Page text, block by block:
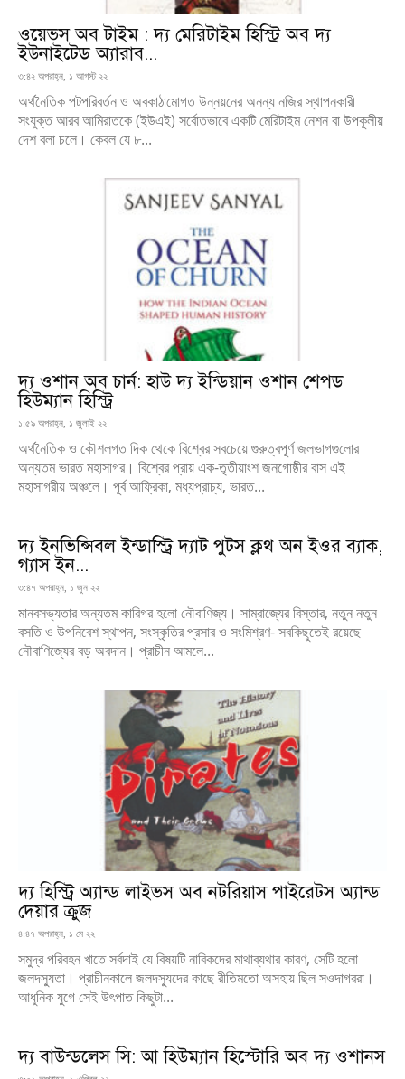
ওয়েভস অব টাইম : দ্য মেরিটাইম হিস্ট্রি অব দ্য
ইউনাইটেড অ্যারাব...
৩:৪২ অপরাহ্ন, ১ আগস্ট ২২
অর্থনৈতিক পটপরিবর্তন ও অবকাঠামোগত উন্নয়নের অনন্য নজির স্থাপনকারী
সংযুক্ত আরব আমিরাতকে (ইউএই) সর্বোতভাবে একটি মেরিটাইম নেশন বা উপকূলীয়
দেশ বলা চলে। কেবল যে ৮...
দ্য ওশান অব চার্ন: হাউ দ্য ইন্ডিয়ান ওশান শেপড
হিউম্যান হিস্ট্রি
১:৫৯ অপরাহ্ন, ১ জুলাই ২২
অর্থনৈতিক ও কৌশলগত দিক থেকে বিশ্বের সবচেয়ে গুরুত্বপূর্ণ জলভাগগুলোর
অন্যতম ভারত মহাসাগর। বিশ্বের প্রায় এক-তৃতীয়াংশ জনগোষ্ঠীর বাস এই
মহাসাগরীয় অঞ্চলে। পূর্ব আফ্রিকা, মধ্যপ্রাচ্য, ভারত...
দ্য ইনভিন্সিবল ইন্ডাস্ট্রি দ্যাট পুটস ক্লথ অন ইওর ব্যাক,
গ্যাস ইন...
৩:৪৭ অপরাহ্ন, ১ জুন ২২
মানবসভ্যতার অন্যতম কারিগর হলো নৌবাণিজ্য। সাম্রাজ্যের বিস্তার, নতুন নতুন
বসতি ও উপনিবেশ স্থাপন, সংস্কৃতির প্রসার ও সংমিশ্রণ- সবকিছুতেই রয়েছে
নৌবাণিজ্যের বড় অবদান। প্রাচীন আমলে...
দ্য হিস্ট্রি অ্যান্ড লাইভস অব নটরিয়াস পাইরেটস অ্যান্ড
দেয়ার ক্রুজ
৪:৪৭ অপরাহ্ন, ১ মে ২২
সমুদ্র পরিবহন খাতে সর্বদাই যে বিষয়টি নাবিকদের মাথাব্যথার কারণ, সেটি হলো
জলদস্যুতা। প্রাচীনকালে জলদস্যুদের কাছে রীতিমতো অসহায় ছিল সওদাগররা।
আধুনিক যুগে সেই উৎপাত কিছুটা...
দ্য বাউন্ডলেস সি: আ হিউম্যান হিস্টোরি অব দ্য ওশানস